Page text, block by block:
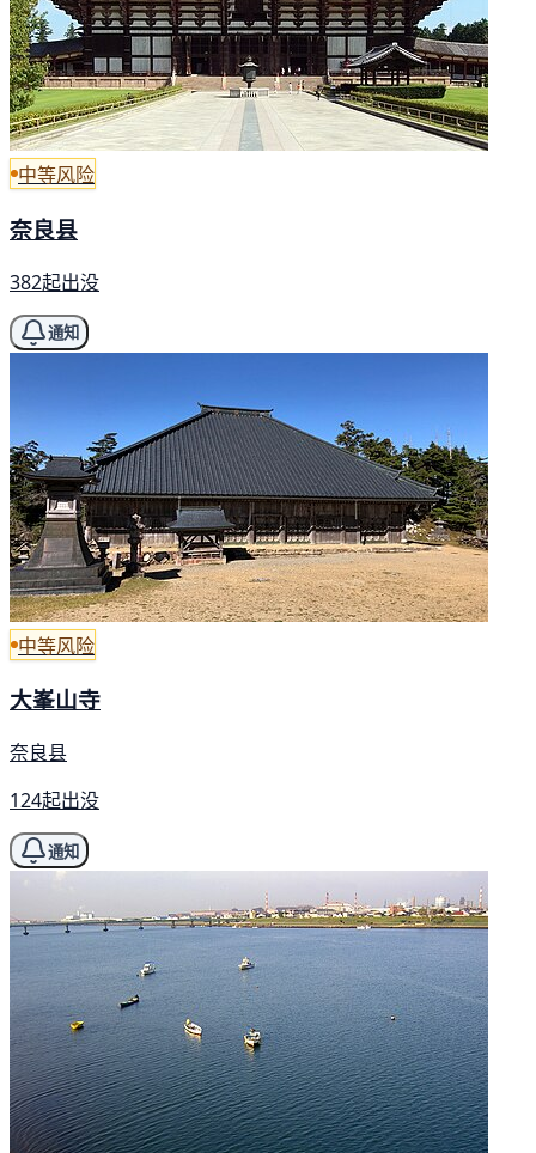
中等风险
奈良县
382起出没
通知
中等风险
大峯山寺
奈良县
124起出没
通知